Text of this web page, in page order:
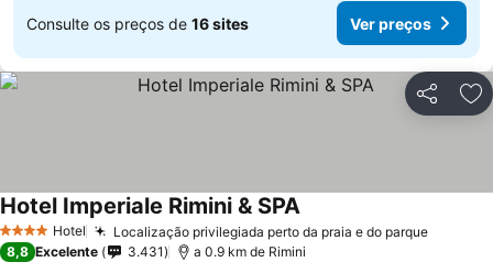
Consulte os preços de 16 sites Ver preços
Partilhar
4 EstrelasHotel Localização privilegiada perto da praia e do parque
Hotel Imperiale Rimini & SPA
8,8 Excelente 3.431 a 0.9 km de Rimini